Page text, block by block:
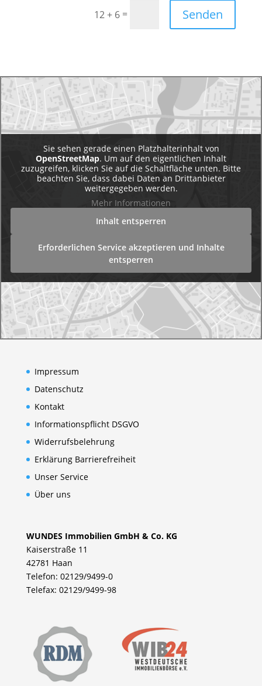
12 + 6 = Senden
Sie sehen gerade einen Platzhalterinhalt von
OpenStreetMap. Um auf den eigentlichen Inhalt
zuzugreifen, klicken Sie auf die Schaltfläche unten. Bitte
beachten Sie, dass dabei Daten an Drittanbieter
weitergegeben werden.
Mehr Informationen
Inhalt entsperren
Erforderlichen Service akzeptieren und Inhalte
entsperren
Impressum
Datenschutz
Kontakt
Informationspflicht DSGVO
Widerrufsbelehrung
Erklärung Barrierefreiheit
Unser Service
Über uns
WUNDES Immobilien GmbH & Co. KG
Kaiserstraße 11
42781 Haan
Telefon: 02129/9499-0
Telefax: 02129/9499-98